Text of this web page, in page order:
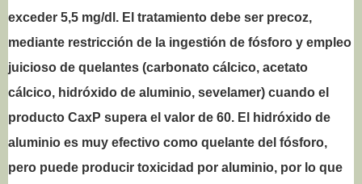
exceder 5,5 mg/dl. El tratamiento debe ser precoz,
mediante restricción de la ingestión de fósforo y empleo
juicioso de quelantes (carbonato cálcico, acetato
cálcico, hidróxido de aluminio, sevelamer) cuando el
producto CaxP supera el valor de 60. El hidróxido de
aluminio es muy efectivo como quelante del fósforo,
pero puede producir toxicidad por aluminio, por lo que